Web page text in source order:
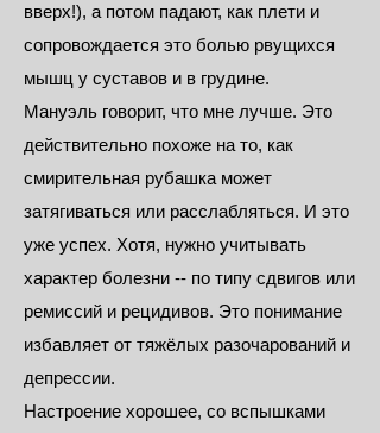
вверх!), а потом падают, как плети и
сопровождается это болью рвущихся
мышц у суставов и в грудине.
Мануэль говорит, что мне лучше. Это
действительно похоже на то, как
смирительная рубашка может
затягиваться или расслабляться. И это
уже успех. Хотя, нужно учитывать
характер болезни -- по типу сдвигов или
ремиссий и рецидивов. Это понимание
избавляет от тяжёлых разочарований и
депрессии.
Настроение хорошее, со вспышками